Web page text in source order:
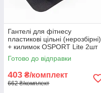
Гантелі для фітнесу
пластикові цільні (нерозбірні)
+ килимок OSPORT Lite 2шт
по 2.5 кг (OF-0116) Синій
Готово до відправки
403 ₴/комплект
662 ₴/комплект